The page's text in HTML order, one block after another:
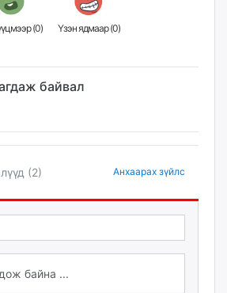
Жихүүцмээр (0) Үзэн ядмаар (0)
байвал
(2) Анхаарах зүйлс